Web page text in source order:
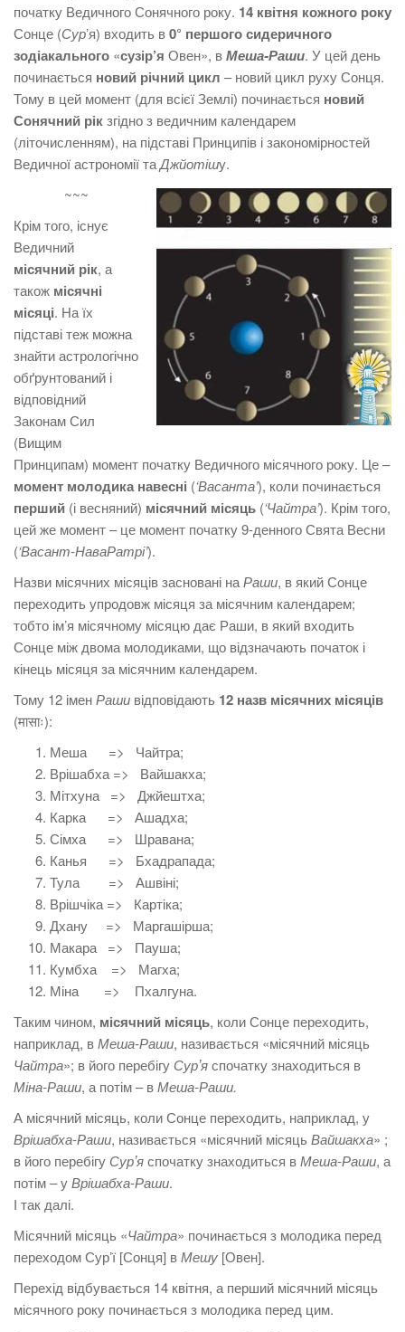
початку Ведичного Сонячного року. 14 квітня кожного року
Сонце (Сурʼя) входить в0° першого сидеричного
зодіакального «сузір’я Овен», вМеша-Раши. У цей день
починається новий річний цикл – новий цикл руху Сонця.
Тому в цей момент (для всієї Землі) починається новий
Сонячний рікзгідно з ведичним календарем
(літочисленням), на підставі Принципів і закономірностей
Ведичної астрономії таДжйотішу.
~~~
Крім того, існує
Ведичний
місячний рік, а
також місячні
місяці. На їх
підставі теж можна
знайти астрологічно
обґрунтований і
відповідний
Законам Сил
(Вищим
Принципам) момент початку Ведичного місячного року. Це –
момент молодика навесні (‘Васанта’), коли починається
перший (і весняний) місячний місяць (‘Чайтра’). Крім того,
цей же момент – це момент початку 9-денного Свята Весни
(‘Васант-НаваРатрі’).
Назви місячних місяців засновані наРаши, в який Сонце
переходить упродовж місяця за місячним календарем;
тобто ім’я місячному місяцю дає Раши, в який входить
Сонце між двома молодиками, що відзначають початок і
кінець місяця за місячним календарем.
Тому 12 іменРаши відповідають 12 назв місячних місяців
(मासाः):
Меша => Чайтра;
Врішабха => Вайшакха;
Мітхуна => Джйештха;
Карка => Ашадха;
Сімха => Шравана;
Канья => Бхадрапада;
Тула => Ашвіні;
Врішчіка => Картіка;
Дхану => Маргашірша;
Макара => Пауша;
Кумбха => Магха;
Міна => Пхалгуна.
Таким чином, місячний місяць, коли Сонце переходить,
наприклад, вМеша-Раши, називається «місячний місяць
Чайтра»; в його перебігу Сурʼяспочатку знаходиться в
Міна-Раши, а потім – вМеша-Раши.
А місячний місяць, коли Сонце переходить, наприклад, у
Врішабха-Раши, називається «місячний місяцьВайшакха» ;
в його перебігу Сурʼяспочатку знаходиться вМеша-Раши, а
потім – уВрішабха-Раши.
І так далі.
Місячний місяць «Чайтра» починається з молодика перед
переходом Сурʼї [Сонця] вМешу [Овен].
Перехід відбувається 14 квітня, а перший місячний місяць
місячного року починається з молодика перед цим.